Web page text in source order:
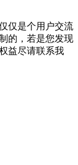
仅是个用户交流
的，若是您发现
益尽请联系我